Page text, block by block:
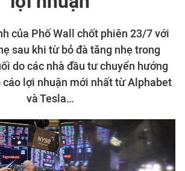
của Phố Wall chốt phiên 23/7 với
sau khi từ bỏ đà tăng nhẹ trong
do các nhà đầu tư chuyển hướng
cáo lợi nhuận mới nhất từ Alphabet
và Tesla…